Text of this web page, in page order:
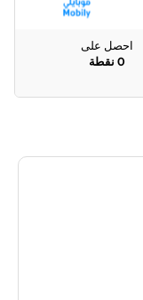
احصل على
0 نقطة